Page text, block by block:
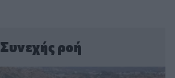
Συνεχής ροή